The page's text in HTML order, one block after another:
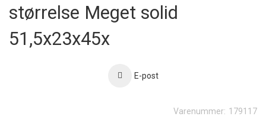
images
gallery
størrelse Meget solid
51,5x23x45x
E-post
Varenummer: 179117